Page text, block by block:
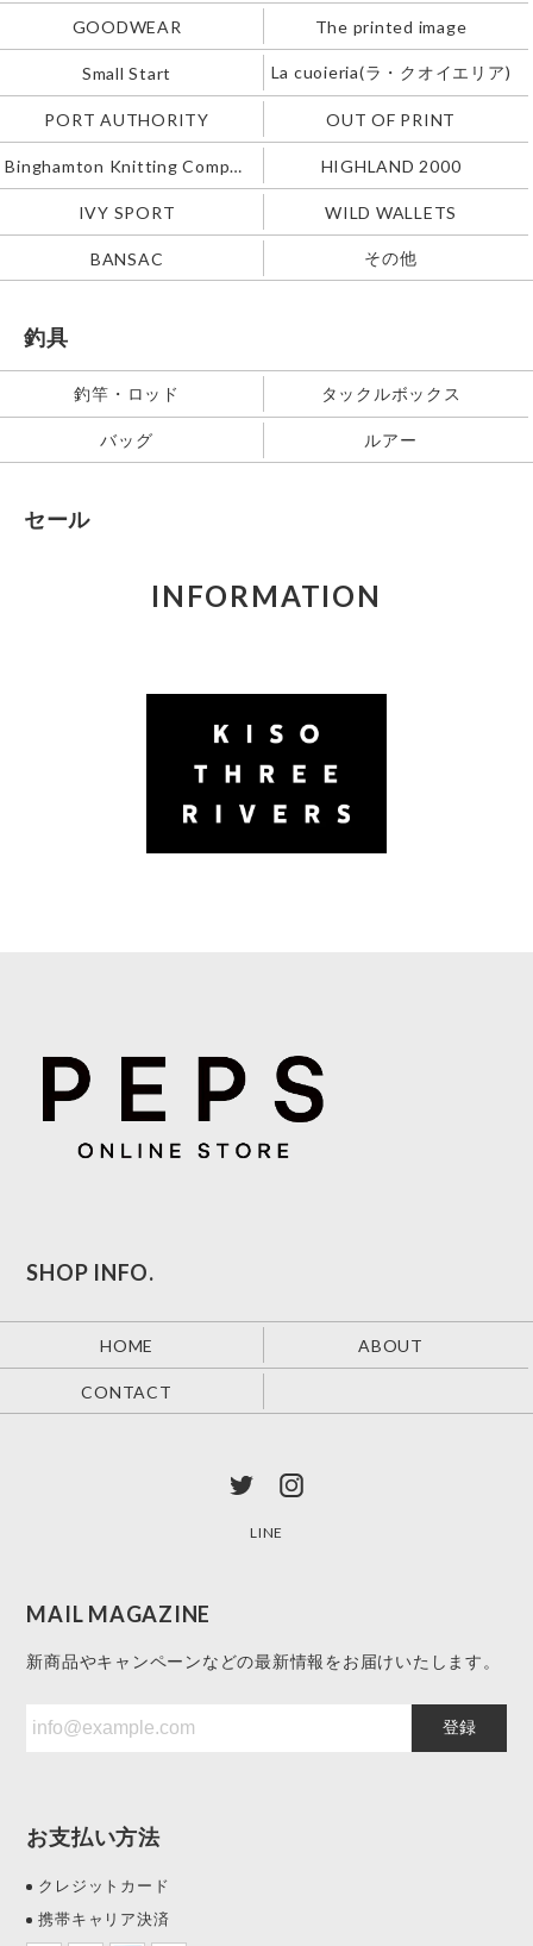
GOODWEAR The printed image
Small Start La cuoieria(ラ・クオイエリア)
PORT AUTHORITY OUT OF PRINT
HIGHLAND 2000
IVY SPORT WILD WALLETS
BANSAC その他
釣具
釣竿・ロッド タックルボックス
バッグ ルアー
セール
INFORMATION
SHOP INFO.
HOME ABOUT
CONTACT
LINE
MAIL MAGAZINE
新商品やキャンペーンなどの最新情報をお届けいたします。
登録
お支払い方法
クレジットカード
携帯キャリア決済